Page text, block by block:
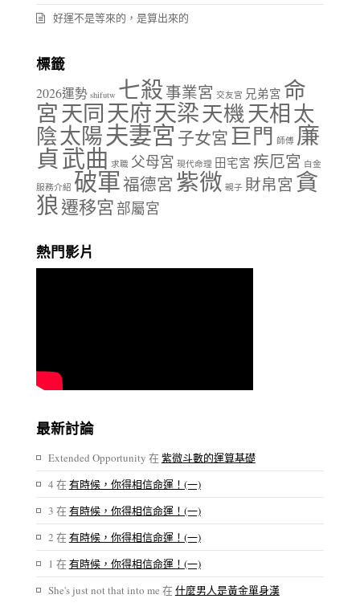
好運不是等來的，是算出來的
標籤
2026運勢 shifutw 七殺事業宮 交友宮 兄弟宮 命
宮天同天府天梁天機天相太
陰太陽夫妻宮 子女宮巨門 師傅 廉
貞武曲 求職 父母宮 現代命理 田宅宮 疾厄宮 白金
服務介紹 破軍福德宮 紫微 親子 財帛宮 貪
狼遷移宮 部屬宮
熱門影片
最新討論
Extended Opportunity 在紫微斗數的運算基礎
4 在有時候，你得相信命運！(一)
3 在有時候，你得相信命運！(一)
2 在有時候，你得相信命運！(一)
1 在有時候，你得相信命運！(一)
She's just not that into me 在什麼男人是黃金單身漢